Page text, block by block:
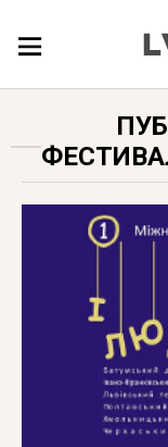
ЛОКАЦІЇ
ДОВІДКА